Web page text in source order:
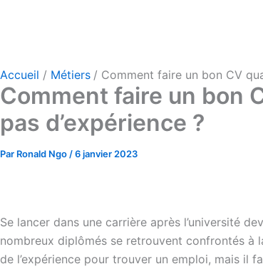
Accueil Métiers Comment faire un bon CV
Comment faire un bon
pas d’expérience ?
Par Ronald Ngo /6 janvier 2023
Se lancer dans une carrière après l’université
nombreux diplômés se retrouvent confrontés à
de l’expérience pour trouver un emploi, mais il